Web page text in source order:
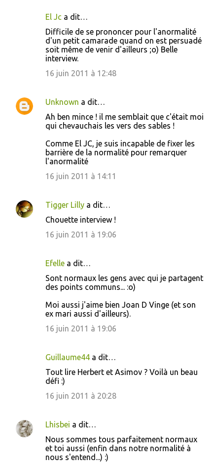
s
El Jc a dit…
Difficile de se prononcer pour l'anormalité
d'un petit camarade quand on est persuadé
soit même de venir d'ailleurs ;o) Belle
interview.
16 juin 2011 à 12:48
Unknown a dit…
Ah ben mince ! il me semblait que c'était moi
qui chevauchais les vers des sables !
Comme El JC, je suis incapable de fixer les
barrière de la normalité pour remarquer
l'anormalité
16 juin 2011 à 14:11
Tigger Lilly a dit…
Chouette interview !
16 juin 2011 à 19:06
Efelle a dit…
Sont normaux les gens avec qui je partagent
des points communs... :o)
Moi aussi j'aime bien Joan D Vinge (et son
ex mari aussi d'ailleurs).
16 juin 2011 à 19:06
Guillaume44 a dit…
Tout lire Herbert et Asimov ? Voilà un beau
défi :)
16 juin 2011 à 20:28
Lhisbei a dit…
Nous sommes tous parfaitement normaux
et toi aussi (enfin dans notre normalité à
nous s'entend...) :)